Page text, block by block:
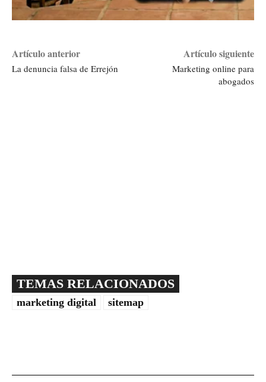
Artículo anterior
La denuncia falsa de Errejón
Artículo siguiente
Marketing online para
abogados
TEMAS RELACIONADOS
marketing digital sitemap